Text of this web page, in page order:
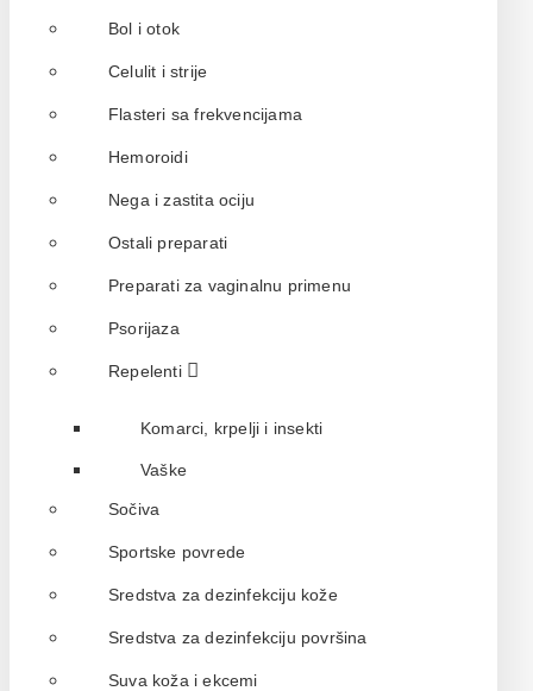
Bol i otok
Celulit i strije
Flasteri sa frekvencijama
Hemoroidi
Nega i zastita ociju
Ostali preparati
Preparati za vaginalnu primenu
Psorijaza
Repelenti
Komarci, krpelji i insekti
Vaške
Sočiva
Sportske povrede
Sredstva za dezinfekciju kože
Sredstva za dezinfekciju površina
Suva koža i ekcemi